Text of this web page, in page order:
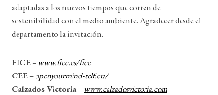
adaptadas a los nuevos tiempos que corren de
sostenibilidad con el medio ambiente. Agradecer desde el
departamento la invitación.
FICE– www.fice.es/fice
CEE–openyourmind-tclf.eu/
Calzados Victoria– www.calzadosvictoria.com